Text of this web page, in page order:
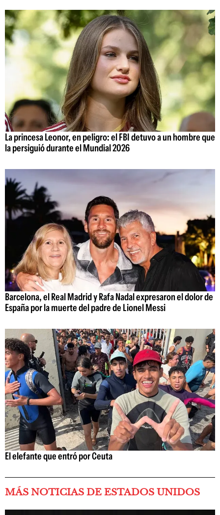
La princesa Leonor, en peligro: el FBI detuvo a un hombre que
la persiguió durante el Mundial 2026
Barcelona, el Real Madrid y Rafa Nadal expresaron el dolor de
España por la muerte del padre de Lionel Messi
El elefante que entró por Ceuta
MÁS NOTICIAS DE ESTADOS UNIDOS